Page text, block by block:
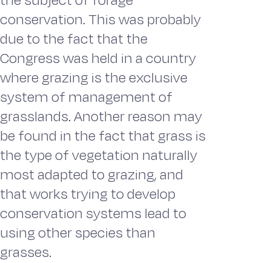
conservation. This was probably
due to the fact that the
Congress was held in a country
where grazing is the exclusive
system of management of
grasslands. Another reason may
be found in the fact that grass is
the type of vegetation naturally
most adapted to grazing, and
that works trying to develop
conservation systems lead to
using other species than
grasses.